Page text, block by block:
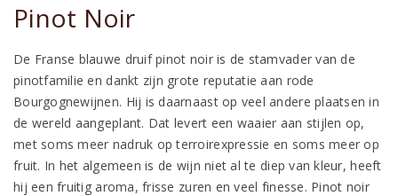
Pinot Noir
De Franse blauwe druif pinot noir is de stamvader van de
pinotfamilie en dankt zijn grote reputatie aan rode
Bourgognewijnen. Hij is daarnaast op veel andere plaatsen in
de wereld aangeplant. Dat levert een waaier aan stijlen op,
met soms meer nadruk op terroirexpressie en soms meer op
fruit. In het algemeen is de wijn niet al te diep van kleur, heeft
hij een fruitig aroma, frisse zuren en veel finesse. Pinot noir